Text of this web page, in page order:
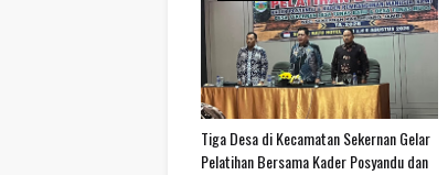
Tiga Desa di Kecamatan Sekernan Gelar
Pelatihan Bersama Kader Posyandu dan